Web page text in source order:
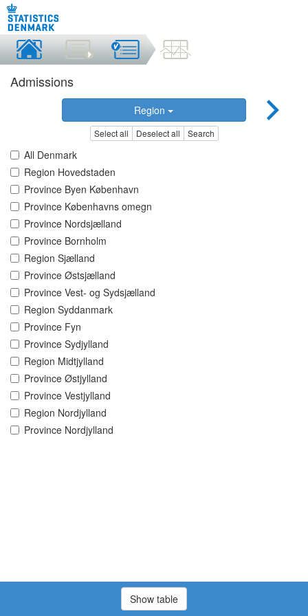
Admissions
Region
Select all Deselect all Search
All Denmark
Region Hovedstaden
Province Byen København
Province Københavns omegn
Province Nordsjælland
Province Bornholm
Region Sjælland
Province Østsjælland
Province Vest- og Sydsjælland
Region Syddanmark
Province Fyn
Province Sydjylland
Region Midtjylland
Province Østjylland
Province Vestjylland
Region Nordjylland
Province Nordjylland
Show table